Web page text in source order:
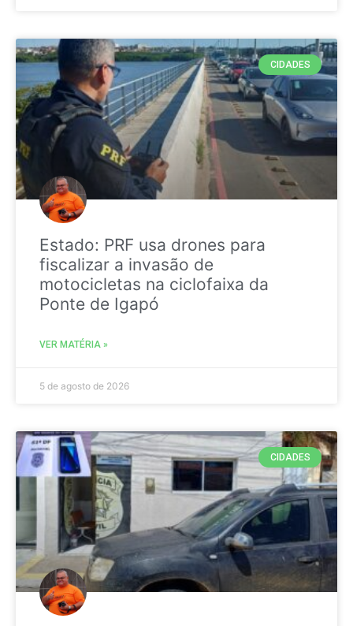
CIDADES
Estado: PRF usa drones para
fiscalizar a invasão de
motocicletas na ciclofaixa da
Ponte de Igapó
VER MATÉRIA »
5 de agosto de 2026
CIDADES